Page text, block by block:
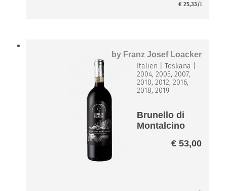
€ 25,33/l
by Franz Josef Loacker
Italien |Toskana
2004, 2005, 2007,
2010, 2012, 2016,
2018, 2019
Brunello di
Montalcino
Pavone*€53,00